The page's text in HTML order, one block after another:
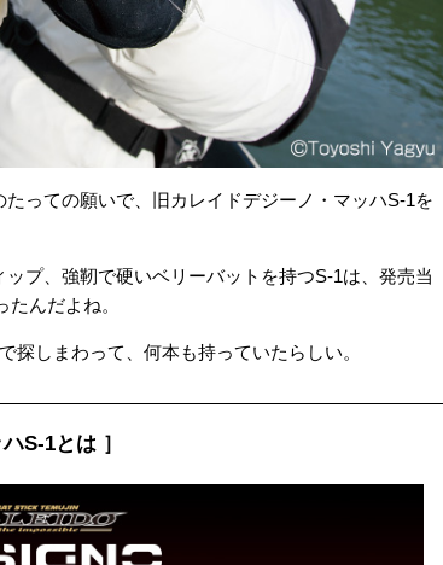
っての願いで、旧カレイドデジーノ・マッハS-1を
プ、強靭で硬いベリーバットを持つS-1は、発売当
んだよね。
探しまわって、何本も持っていたらしい。
ハS-1とは ］